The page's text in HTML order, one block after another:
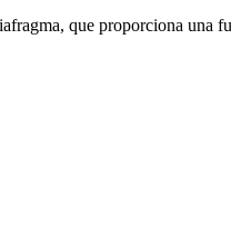
que proporciona una